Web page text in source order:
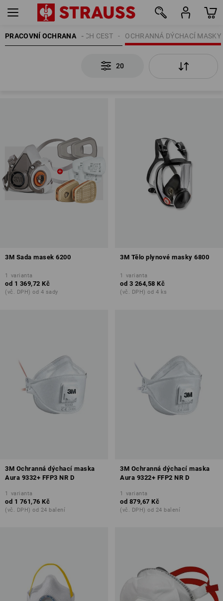
PRACOVNÍ OCHRANA OCHRANNÁ DÝCHACÍ MASKY
OCHRANA DÝCHACÍCH CEST
20
3M Sada masek 6200
1 varianta
od 1 369,72 Kč
(vč. DPH) od 4 sady
3M Tělo plynové masky 6800
1 varianta
od 3 264,58 Kč
(vč. DPH) od 4 ks
3M Ochranná dýchací maska
Aura 9332+ FFP3 NR D
1 varianta
od 1 761,76 Kč
(vč. DPH) od 24 balení
3M Ochranná dýchací maska
Aura 9322+ FFP2 NR D
1 varianta
od 879,67 Kč
(vč. DPH) od 24 balení